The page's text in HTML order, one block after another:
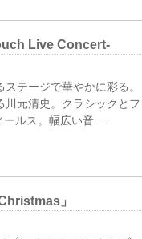
Live Concert-
テージで華やかに彩る。
川元清史。クラシックとフ
ルス。幅広い音 …
」